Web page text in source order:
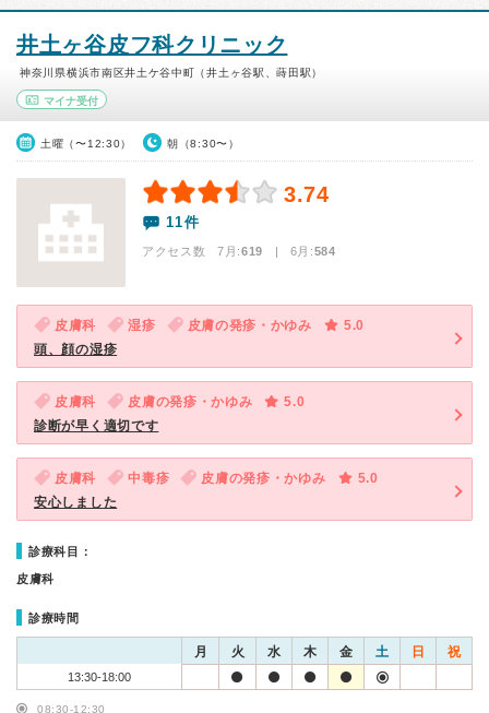
井土ヶ谷皮フ科クリニック
神奈川県横浜市南区井土ケ谷中町（井土ヶ谷駅、蒔田駅）
マイナ受付
土曜（〜12:30） 朝（8:30〜）
3.74
11件
アクセス数 7月:619 | 6月:584
皮膚科 湿疹 皮膚の発疹・かゆみ
5.0
頭、顔の湿疹
皮膚科 皮膚の発疹・かゆみ
5.0
診断が早く適切です
皮膚科 中毒疹 皮膚の発疹・かゆみ
5.0
安心しました
診療科目：
皮膚科
診療時間
月 火 水 木 金 土 日 祝
13:30-18:00
08:30-12:30